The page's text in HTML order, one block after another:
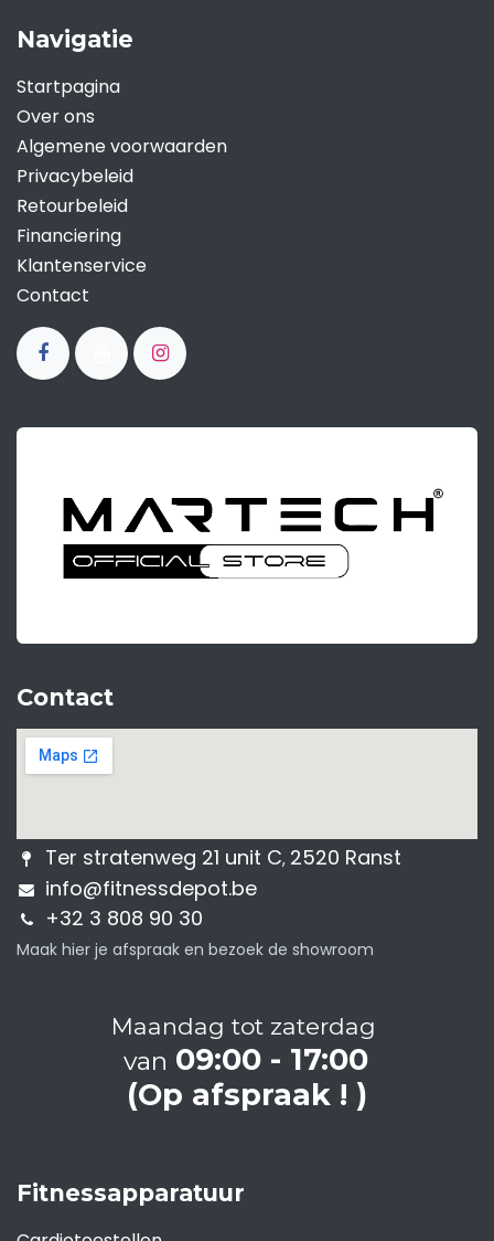
Navigatie
Startpagina
Over ons
Algemene voorwaarden
Privacybeleid
Retourbeleid
Financiering
Klantenservice
Contact
Contact
Ter stratenweg 21 unit C, 2520 Ranst
info@fitnessdepot.be
+32 3 808 90 30
Maak hier je afspraak en bezoek de showroom
Maandag tot zaterdag
van 09:00 - 17:00
(Op afspraak ! )
Fitnessapparatuur